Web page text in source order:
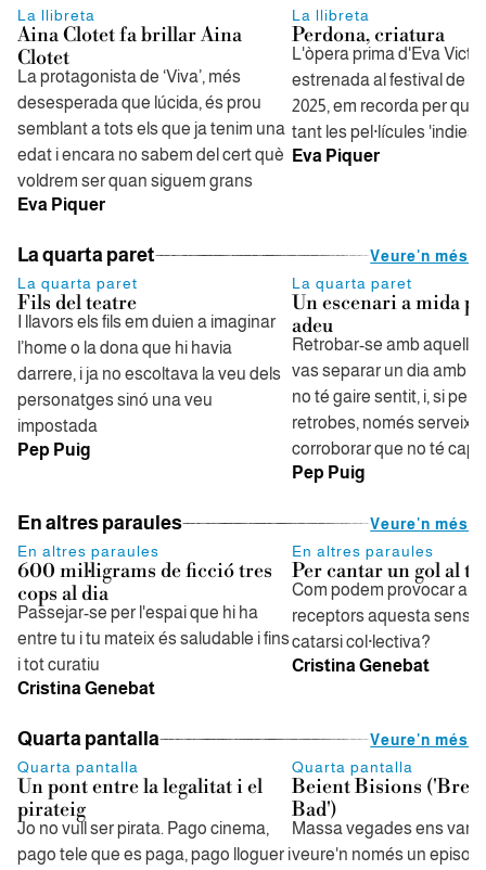
La llibreta
Aina Clotet fa brillar Aina
Clotet
La protagonista de ‘Viva’, més
desesperada que lúcida, és prou
semblant a tots els que ja tenim una
edat i encara no sabem del cert què
voldrem ser quan siguem grans
Eva Piquer
La llibreta
Perdona, criatura
L'òpera prima d'Eva
estrenada al festival de
2025, em recorda per
tant les pel·lícules 'indies'
Eva Piquer
La quarta paret
Veure'n més
La quarta paret
Fils del teatre
I llavors els fils em duien a imaginar
l’home o la dona que hi havia
darrere, i ja no escoltava la veu dels
personatges sinó una veu
impostada
Pep Puig
La quarta paret
Un escenari a mida
adeu
Retrobar-se amb aquells
vas separar un dia amb
no té gaire sentit, i, si pel
retrobes, només serveix
corroborar que no té cap
Pep Puig
En altres paraules
Veure'n més
En altres paraules
600 mil·ligrams de ficció tres
cops al dia
Passejar-se per l'espai que hi ha
entre tu i tu mateix és saludable i fins
i tot curatiu
Cristina Genebat
En altres paraules
Per cantar un gol al
Com podem provocar als
receptors aquesta
catarsi col·lectiva?
Cristina Genebat
Quarta pantalla
Veure'n més
Quarta pantalla
Un pont entre la legalitat i el
pirateig
Jo no vull ser pirata. Pago cinema,
pago tele que es paga, pago lloguer i
Quarta pantalla
Beient Bisions
Bad')
Massa vegades ens vam
veure'n només un episodi